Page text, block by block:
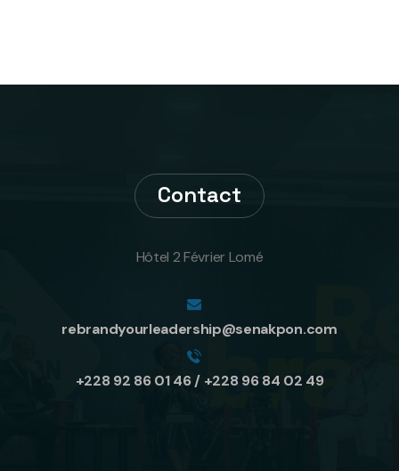
Contact
Hôtel 2 Février Lomé
rebrandyourleadership@senakpon.com
+228 92 86 01 46 / +228 96 84 02 49